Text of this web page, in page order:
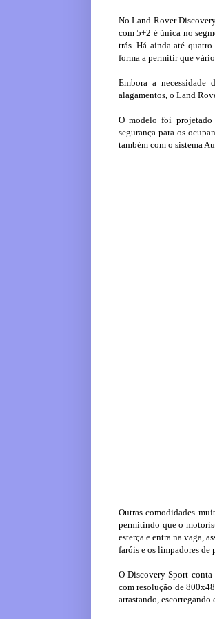
No Land Rover
com 5+2 é única no
trás. Há ainda até quatro
forma a permitir que
Embora a necessidade
alagamentos, o Land
O modelo foi projetado
segurança para os
também com o sistema
Outras comodidades
permitindo que o
esterça e entra na vaga,
faróis e os limpadores de
O Discovery Sport
com resolução de
arrastando, escorregando